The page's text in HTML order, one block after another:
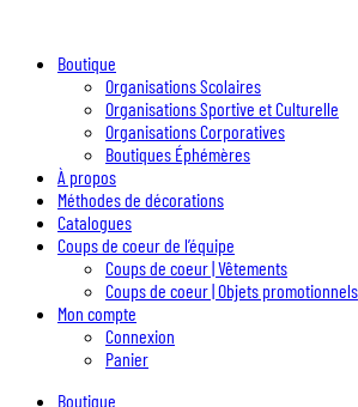
Boutique
Organisations Scolaires
Organisations Sportive et Culturelle
Organisations Corporatives
Boutiques Éphémères
À propos
Méthodes de décorations
Catalogues
Coups de coeur de l’équipe
Coups de coeur | Vêtements
Coups de coeur | Objets promotionnels
Mon compte
Connexion
Panier
Boutique